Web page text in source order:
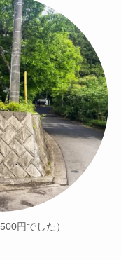
円でした）